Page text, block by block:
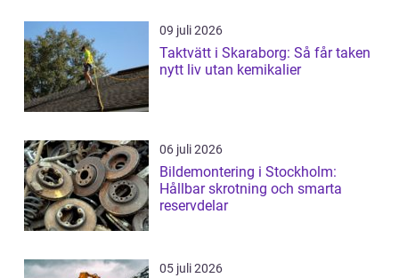
09 juli 2026
Taktvätt i Skaraborg: Så får taken
nytt liv utan kemikalier
06 juli 2026
Bildemontering i Stockholm:
Hållbar skrotning och smarta
reservdelar
05 juli 2026